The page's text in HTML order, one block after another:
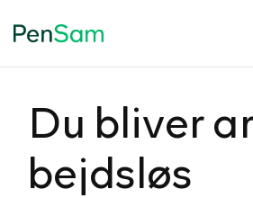
Du bliver
bejds­løs